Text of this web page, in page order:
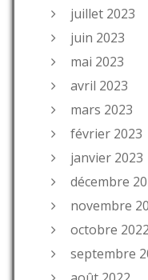
juillet 2023
juin 2023
mai 2023
avril 2023
mars 2023
février 2023
janvier 2023
décembre
novembre
octobre 2022
septembre